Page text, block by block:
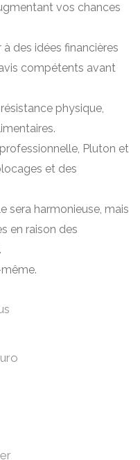
vos chances
des idées financières
compétents avant
physique,
Pluton et
et des
sera harmonieuse, mais
en raison des